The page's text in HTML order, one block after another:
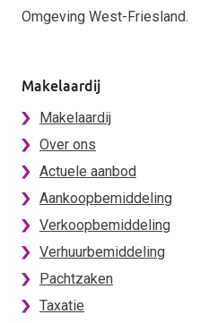
Omgeving West-Friesland.
Makelaardij
Makelaardij
Over ons
Actuele aanbod
Aankoopbemiddeling
Verkoopbemiddeling
Verhuurbemiddeling
Pachtzaken
Taxatie